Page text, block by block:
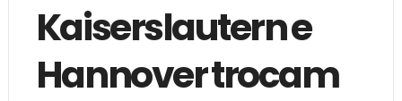
Kaiserslautern e
Hannover trocam